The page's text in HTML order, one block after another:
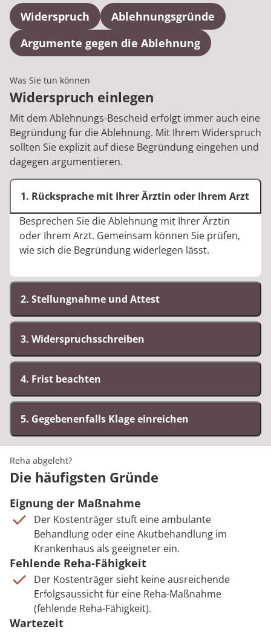
Karriere
Widerspruch
Ablehnungsgründe
Argumente gegen die Ablehnung
Was Sie tun können
Widerspruch einlegen
Mit dem Ablehnungs-Bescheid erfolgt immer auch eine
Begründung für die Ablehnung. Mit Ihrem Widerspruch
sollten Sie explizit auf diese Begründung eingehen und
dagegen argumentieren.
1. Rücksprache mit Ihrer Ärztin oder Ihrem Arzt
Besprechen Sie die Ablehnung mit Ihrer Ärztin
oder Ihrem Arzt. Gemeinsam können Sie prüfen,
wie sich die Begründung widerlegen lässt.
2. Stellungnahme und Attest
3. Widerspruchsschreiben
4. Frist beachten
5. Gegebenenfalls Klage einreichen
Reha abgeleht?
Die häufigsten Gründe
Eignung der Maßnahme
Der Kostenträger stuft eine ambulante
Behandlung oder eine Akutbehandlung im
Krankenhaus als geeigneter ein.
Fehlende Reha-Fähigkeit
Der Kostenträger sieht keine ausreichende
Erfolgsaussicht für eine Reha-Maßnahme
(fehlende Reha-Fähigkeit).
Wartezeit